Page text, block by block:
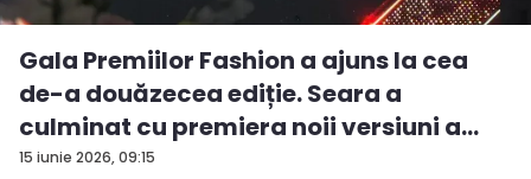
15 iunie 2026, 09:15
Gala Premiilor Fashion a ajuns la cea
de-a douăzecea ediție. Seara a
culminat cu premiera noii versiuni a
pie...